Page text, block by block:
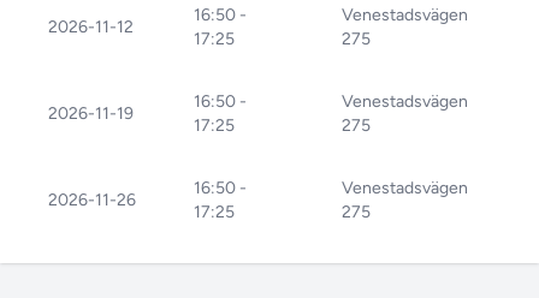
2026-11-12
16:50 -
17:25
Venestadsvägen
275
2026-11-19
16:50 -
17:25
Venestadsvägen
275
2026-11-26
16:50 -
17:25
Venestadsvägen
275